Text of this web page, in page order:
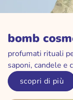
bomb
profumati rituali
saponi, candele e
scopri di più